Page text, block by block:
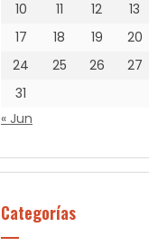
10
11 12 13
17
18 19 20
24
25 26 27
31
« Jun
Categorías